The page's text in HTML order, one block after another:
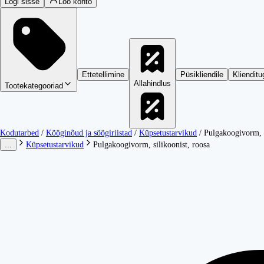
Tootekategooriad
Ettetellimine
Allahindlus
Püsikliendile
Kodutarbed / Kööginõud ja söögiriistad / Küpsetustarvikud / Pulgakoogivorm,
...
Küpsetustarvikud Pulgakoogivorm, silikoonist, roosa